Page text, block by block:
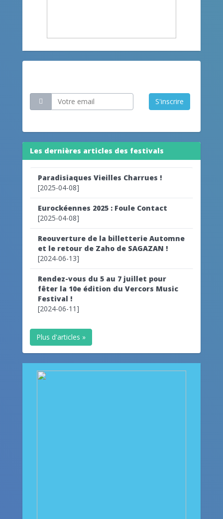
S'inscrire
Les dernières articles des festivals
Paradisiaques Vieilles Charrues !
[2025-04-08]
Eurockéennes 2025 : Foule Contact
[2025-04-08]
Reouverture de la billetterie Automne
et le retour de Zaho de SAGAZAN !
[2024-06-13]
Rendez-vous du 5 au 7 juillet pour
fêter la 10e édition du Vercors Music
Festival !
[2024-06-11]
Plus d'articles »